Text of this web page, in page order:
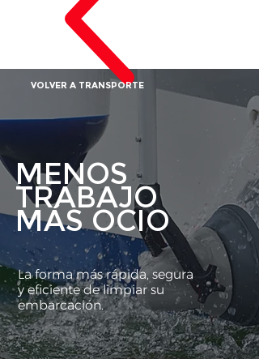
VOLVER A TRANSPORTE
MENOS
TRABAJO
MÁSOCIO
La forma más rápida, segura
y eficiente de limpiar su
embarcación.